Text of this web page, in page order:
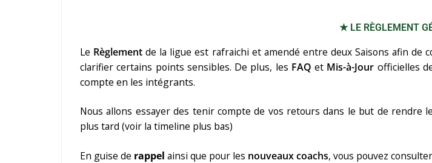
★ LE RÈGLEMENT
Le Règlementde la ligue est rafraichi et amendé entre deux Saisons afin de
clarifier certains points sensibles. De plus, les FAQ et Mis-à-Jour officielles
compte en les intégrants.
Nous allons essayer des tenir compte de vos retours dans le but de rendre le
plus tard (voir la timeline plus bas)
En guise de rappel ainsi que pour les nouveaux coachs, vous pouvez